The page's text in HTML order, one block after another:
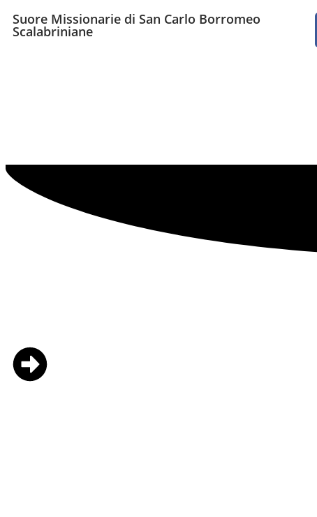
Suore Missionarie di San Carlo Borromeo
Scalabriniane